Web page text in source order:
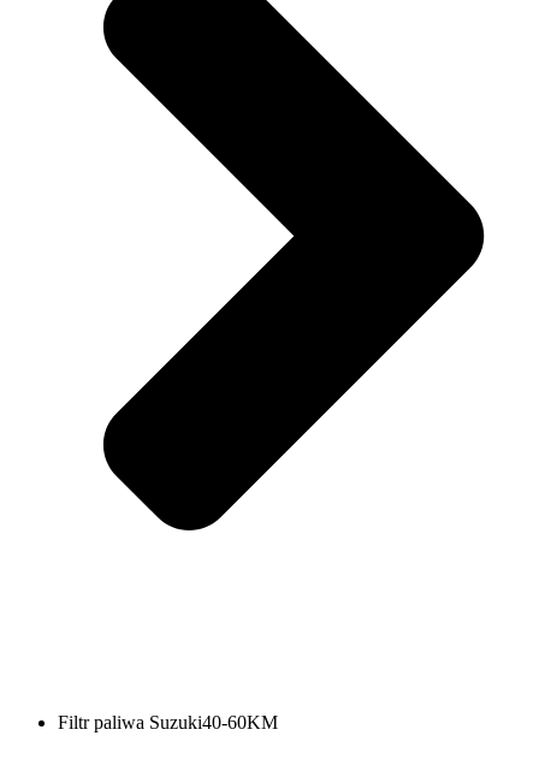
Filtr paliwa Suzuki40-60KM